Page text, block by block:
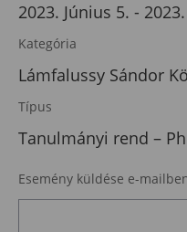
2023. Június 5. -
Kategória
Lámfalussy Sándor
Típus
Tanulmányi rend –
Esemény küldése e-